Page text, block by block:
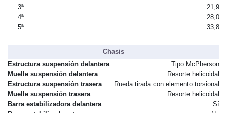
2ª
15,0
3ª
21,9
4ª
28,0
5ª
33,8
Chasis
Estructura suspensión delantera
Tipo McPherson
Muelle suspensión delantera
Resorte helicoidal
Estructura suspensión trasera
Rueda tirada con elemento torsional
Muelle suspensión trasera
Resorte helicoidal